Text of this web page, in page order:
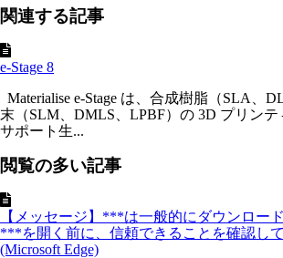
関連する記事
e-Stage 8
Materialise e-Stage は、合成樹脂（SLA、
末（SLM、DMLS、LPBF）の 3D プリン
サポート生...
閲覧の多い記事
【メッセージ】***は一般的にダウンロー
***を開く前に、信頼できることを確認して
(Microsoft Edge)